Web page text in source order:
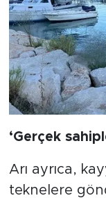
‘Gerçek
Arı ayrıca,
teknelere